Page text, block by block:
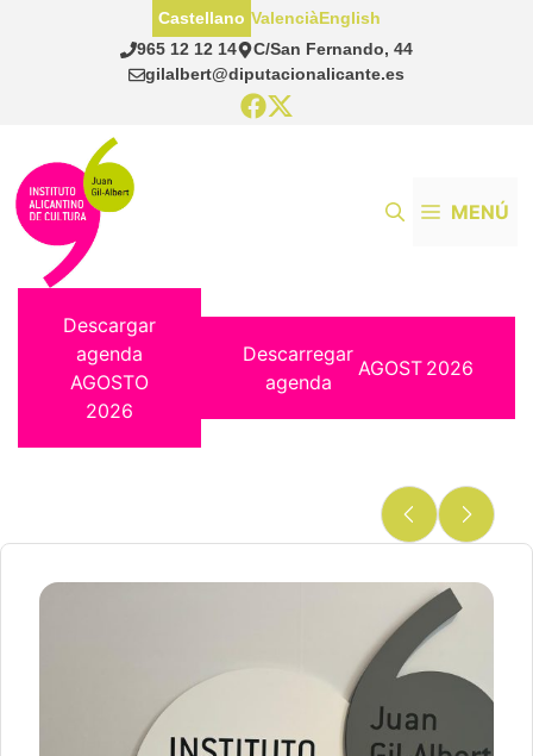
965 12 12 14
C/San Fernando, 44
gilalbert@diputacionalicante.es
Castellano ValenciàEnglish
MENÚ
Descargar
agenda
AGOSTO
2026
Descarregar
agenda
AGOST 2026